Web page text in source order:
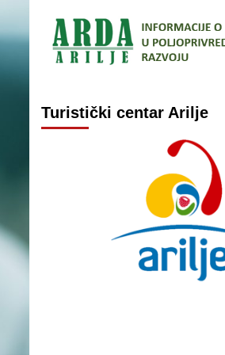
Turistički centar Arilje